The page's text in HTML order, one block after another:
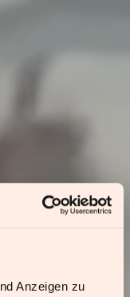
Anzeigen zu